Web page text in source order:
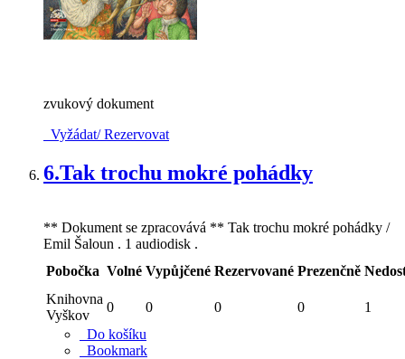
zvukový dokument
Vyžádat/ Rezervovat
6.Tak trochu mokré pohádky
** Dokument se zpracovává ** Tak trochu mokré pohádky /
Emil Šaloun . 1 audiodisk .
Pobočka Volné Vypůjčené Rezervované Prezenčně
Knihovna
Vyškov
0 0 0 0
1
Do košíku
Bookmark